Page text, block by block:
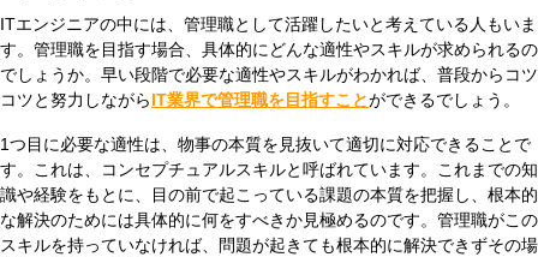
ITエンジニアの中には、管理職として活躍したいと考えている人もいま
す。管理職を目指す場合、具体的にどんな適性やスキルが求められるの
でしょうか。早い段階で必要な適性やスキルがわかれば、普段からコツ
コツと努力しながらIT業界で管理職を目指すことができるでしょう。
1つ目に必要な適性は、物事の本質を見抜いて適切に対応できることで
す。これは、コンセプチュアルスキルと呼ばれています。これまでの知
識や経験をもとに、目の前で起こっている課題の本質を把握し、根本的
な解決のためには具体的に何をすべきか見極めるのです。管理職がこの
スキルを持っていなければ、問題が起きても根本的に解決できずその場